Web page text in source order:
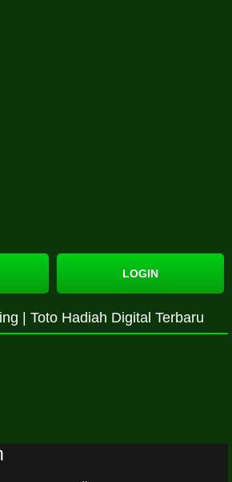
LOGIN
| Toto Hadiah Digital Terbaru